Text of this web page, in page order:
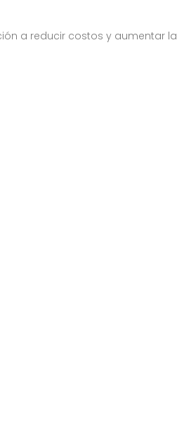
a reducir costos y aumentar la